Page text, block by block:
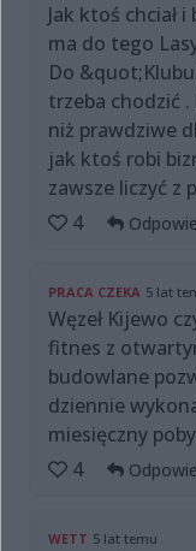
Jak ktoś chciał
ma do tego
Do
trzeba chodzić
niż prawdziwe
jak ktoś robi
zawsze liczyć z
4
PRACA CZEKA 5 lat
Węzeł Kijewo
fitnes z
budowlane
dziennie
miesięczny
4
WETT 5 lat temu